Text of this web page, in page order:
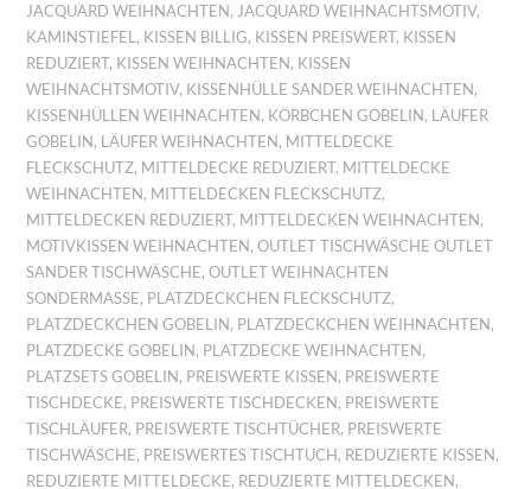
JACQUARD WEIHNACHTEN, JACQUARD WEIHNACHTSMOTIV,
KAMINSTIEFEL , KISSEN BILLIG, KISSEN PREISWERT, KISSEN
REDUZIERT, KISSEN WEIHNACHTEN, KISSEN
WEIHNACHTSMOTIV, KISSENHÜLLE SANDER WEIHNACHTEN,
KISSENHÜLLEN WEIHNACHTEN, KÖRBCHEN GOBELIN, LÄUFER
GOBELIN, LÄUFER WEIHNACHTEN, MITTELDECKE
FLECKSCHUTZ, MITTELDECKE REDUZIERT, MITTELDECKE
WEIHNACHTEN, MITTELDECKEN FLECKSCHUTZ,
MITTELDECKEN REDUZIERT, MITTELDECKEN WEIHNACHTEN,
MOTIVKISSEN WEIHNACHTEN,OUTLET TISCHWÄSCHE OUTLET
SANDER TISCHWÄSCHE,OUTLET WEIHNACHTEN
SONDERMASSE , PLATZDECKCHEN FLECKSCHUTZ,
PLATZDECKCHEN GOBELIN, PLATZDECKCHEN WEIHNACHTEN,
PLATZDECKE GOBELIN, PLATZDECKE WEIHNACHTEN,
PLATZSETS GOBELIN, PREISWERTE KISSEN, PREISWERTE
TISCHDECKE, PREISWERTE TISCHDECKEN, PREISWERTE
TISCHLÄUFER, PREISWERTE TISCHTÜCHER, PREISWERTE
TISCHWÄSCHE, PREISWERTES TISCHTUCH, REDUZIERTE KISSEN,
REDUZIERTE MITTELDECKE, REDUZIERTE MITTELDECKEN,